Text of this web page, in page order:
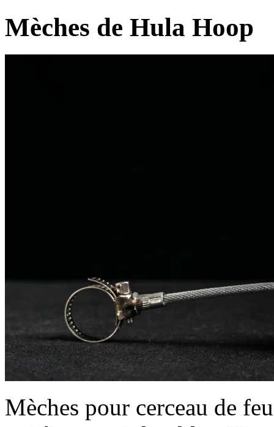
Mèches de Hula Hoop
Mèches pour cerceau de